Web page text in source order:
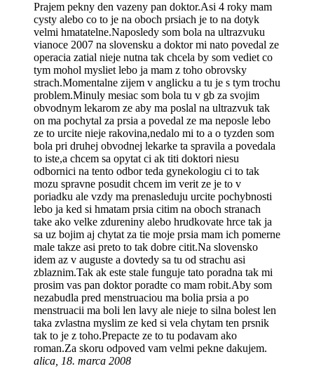
Prajem pekny den vazeny pan doktor.Asi 4 roky mam
cysty alebo co to je na oboch prsiach je to na dotyk
velmi hmatatelne.Naposledy som bola na ultrazvuku
vianoce 2007 na slovensku a doktor mi nato povedal ze
operacia zatial nieje nutna tak chcela by som vediet co
tym mohol mysliet lebo ja mam z toho obrovsky
strach.Momentalne zijem v anglicku a tu je s tym trochu
problem.Minuly mesiac som bola tu v gb za svojim
obvodnym lekarom ze aby ma poslal na ultrazvuk tak
on ma pochytal za prsia a povedal ze ma neposle lebo
ze to urcite nieje rakovina,nedalo mi to a o tyzden som
bola pri druhej obvodnej lekarke ta spravila a povedala
to iste,a chcem sa opytat ci ak titi doktori niesu
odbornici na tento odbor teda gynekologiu ci to tak
mozu spravne posudit chcem im verit ze je to v
poriadku ale vzdy ma prenasleduju urcite pochybnosti
lebo ja ked si hmatam prsia citim na oboch stranach
take ako velke zdureniny alebo hrudkovate hrce tak ja
sa uz bojim aj chytat za tie moje prsia mam ich pomerne
male takze asi preto to tak dobre citit.Na slovensko
idem az v auguste a dovtedy sa tu od strachu asi
zblaznim.Tak ak este stale funguje tato poradna tak mi
prosim vas pan doktor poradte co mam robit.Aby som
nezabudla pred menstruaciou ma bolia prsia a po
menstruacii ma boli len lavy ale nieje to silna bolest len
taka zvlastna myslim ze ked si vela chytam ten prsnik
tak to je z toho.Prepacte ze to tu podavam ako
roman.Za skoru odpoved vam velmi pekne dakujem.
alica, 18. marca 2008